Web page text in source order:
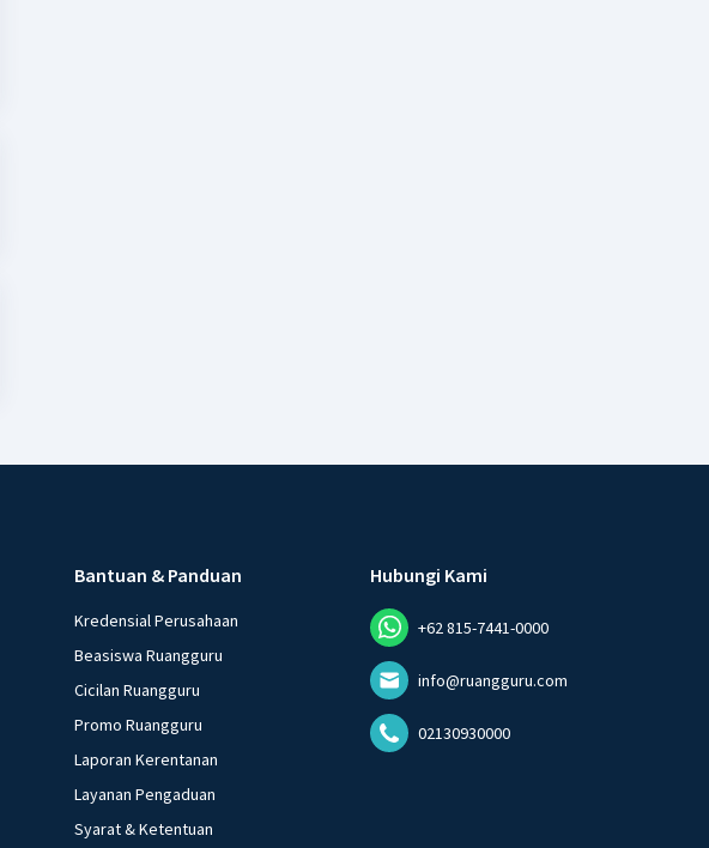
Bantuan & Panduan
Kredensial Perusahaan
Beasiswa Ruangguru
Cicilan Ruangguru
Promo Ruangguru
Laporan Kerentanan
Layanan Pengaduan
Syarat & Ketentuan
Hubungi Kami
+62 815-7441-0000
info@ruangguru.com
02130930000